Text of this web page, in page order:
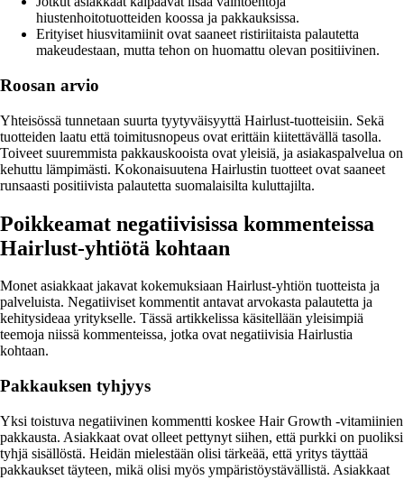
hiustenhoitotuotteiden koossa ja pakkauksissa.
Erityiset hiusvitamiinit ovat saaneet ristiriitaista palautetta
makeudestaan, mutta tehon on huomattu olevan positiivinen.
Roosan arvio
Yhteisössä tunnetaan suurta tyytyväisyyttä Hairlust-tuotteisiin. Sekä
tuotteiden laatu että toimitusnopeus ovat erittäin kiitettävällä tasolla.
Toiveet suuremmista pakkauskooista ovat yleisiä, ja asiakaspalvelua on
kehuttu lämpimästi. Kokonaisuutena Hairlustin tuotteet ovat saaneet
runsaasti positiivista palautetta suomalaisilta kuluttajilta.
Poikkeamat negatiivisissa kommenteissa
Hairlust-yhtiötä kohtaan
Monet asiakkaat jakavat kokemuksiaan Hairlust-yhtiön tuotteista ja
palveluista. Negatiiviset kommentit antavat arvokasta palautetta ja
kehitysideaa yritykselle. Tässä artikkelissa käsitellään yleisimpiä
teemoja niissä kommenteissa, jotka ovat negatiivisia Hairlustia
kohtaan.
Pakkauksen tyhjyys
Yksi toistuva negatiivinen kommentti koskee Hair Growth -vitamiinien
pakkausta. Asiakkaat ovat olleet pettynyt siihen, että purkki on puoliksi
tyhjä sisällöstä. Heidän mielestään olisi tärkeää, että yritys täyttää
pakkaukset täyteen, mikä olisi myös ympäristöystävällistä. Asiakkaat